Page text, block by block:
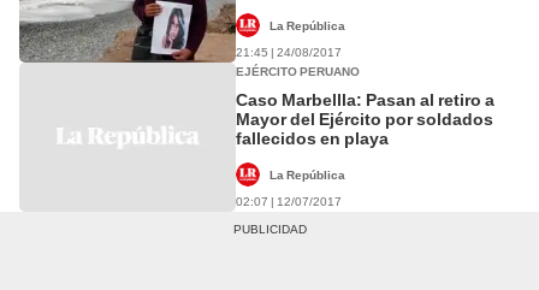
La República
21:45 | 24/08/2017
EJÉRCITO PERUANO
Caso Marbellla: Pasan al retiro a
Mayor del Ejército por soldados
fallecidos en playa
La República
02:07 | 12/07/2017